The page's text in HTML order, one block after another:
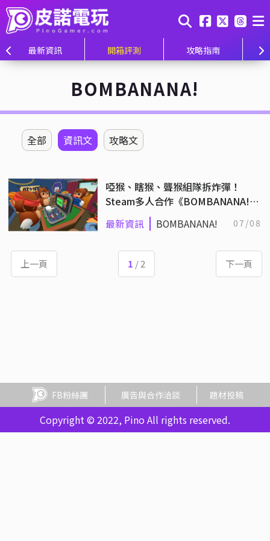
最新資訊 開箱評測 攻略指南
BOMBANANA!
全部 資訊文 攻略文
啞猴、瞎猴、聾猴組隊拆炸彈！
Steam多人合作《BOMBANANA!》
8月挑戰地獄級溝通難度
最新資訊 BOMBANANA! 07/08
上一頁 1 / 2 下一頁
FB粉絲團 廣告與合作洽談 題材投稿
Copyright © 2022, Pino All rights reserved.